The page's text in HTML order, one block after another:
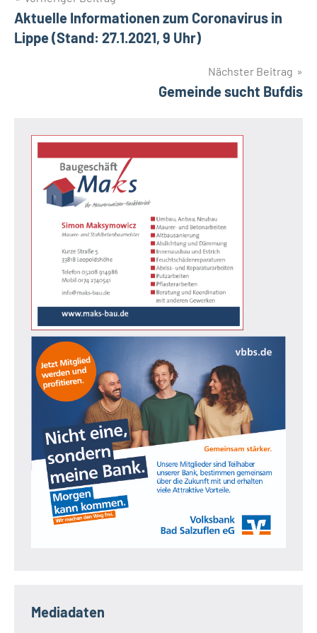
Aktuelle Informationen zum Coronavirus in
Lippe (Stand: 27.1.2021, 9 Uhr)
Nächster Beitrag
Gemeinde sucht Bufdis
Mediadaten